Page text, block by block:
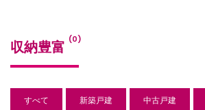
収納豊富 (0)
すべて 新築戸建 中古戸建
top-